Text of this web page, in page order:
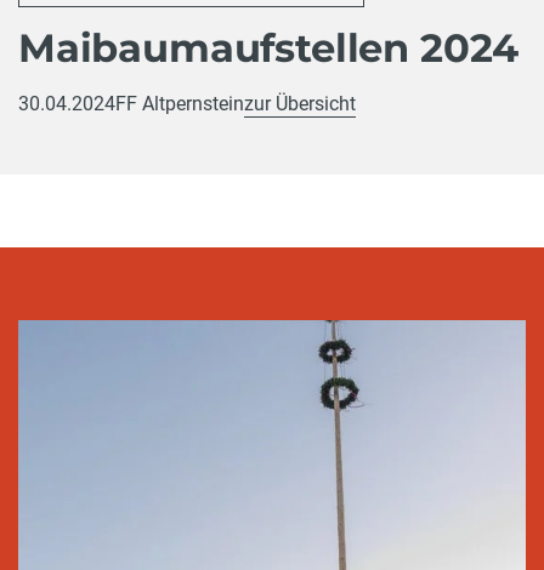
Maibaumaufstellen 2024
30.04.2024FF Altpernsteinzur Übersicht